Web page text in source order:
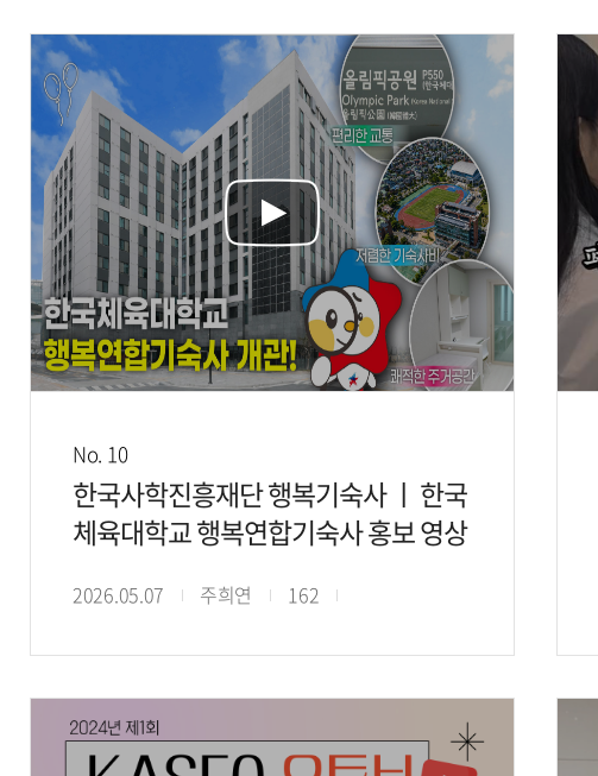
No. 10
한국사학진흥재단 행복기숙사 ㅣ 한국
체육대학교 행복연합기숙사 홍보 영상
2026.05.07 주희연 162